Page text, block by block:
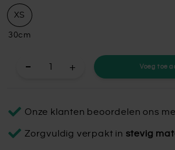
XS
30cm
+ Voeg toe
Onze klanten beoordelen ons
Zorgvuldig verpakt in stevig